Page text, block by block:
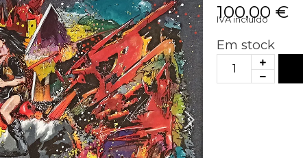
100,00 €
IVA incluido
Em stock